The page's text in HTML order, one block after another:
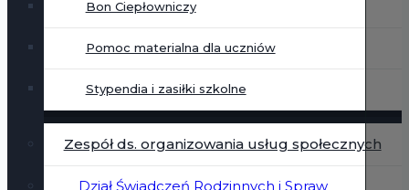
Bon Ciepłowniczy
Pomoc materialna dla uczniów
Stypendia i zasiłki szkolne
Zespół ds. organizowania usług społecznych
Dział Świadczeń Rodzinnych i Spraw